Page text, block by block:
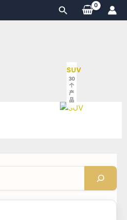
搜
索
SUV
30
个
产
品